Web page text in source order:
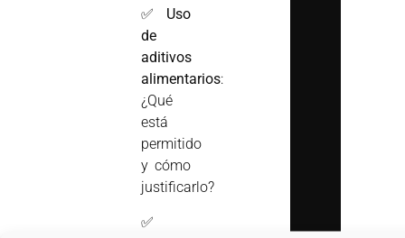
✅ Uso
de
aditivos
alimentarios:
¿Qué
está
permitido
y cómo
justificarlo?
✅